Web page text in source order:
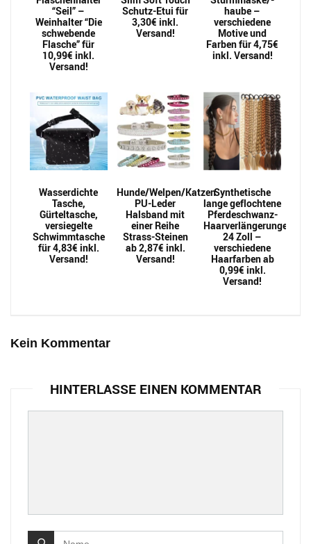
“Seil” –
Weinhalter “Die
schwebende
Flasche” für
10,99€ inkl.
Versand!
Schutz-Etui für
3,30€ inkl.
Versand!
haube –
verschiedene
Motive und
Farben für 4,75€
inkl. Versand!
Wasserdichte
Tasche,
Gürteltasche,
versiegelte
Schwimmtasche
für 4,83€ inkl.
Versand!
Hunde/Welpen/Katzen
PU-Leder
Halsband mit
einer Reihe
Strass-Steinen
ab 2,87€ inkl.
Versand!
Synthetische
lange geflochtene
Pferdeschwanz-
Haarverlängerungen
24 Zoll –
verschiedene
Haarfarben ab
0,99€ inkl.
Versand!
Kein Kommentar
HINTERLASSE EINEN KOMMENTAR